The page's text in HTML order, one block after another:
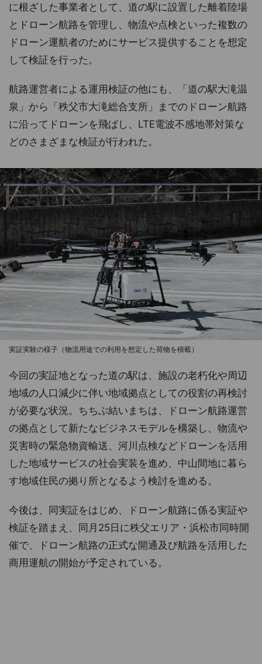
に根ざした事業者として、道の駅に設置した離着陸場
とドローン航路を管理し、物流や点検といった複数の
ドローン運航者のためにサービス提供することを想定
して検証を行った。
航路運営者による運用検証の他にも、「道の駅大滝温
泉」から「秩父市大滝総合支所」までのドローン航路
に沿ってドローンを飛ばし、LTE電波不感地帯対策な
どのさまざまな検証が行われた。
実証実験の様子（物流用途での利用を想定した荷物を積載）
今回の実証地となった道の駅は、施設の老朽化や周辺
地域の人口減少に伴い地域拠点としての役割の再検討
が必要な状況。ちちぶ結いまちは、ドローン航路運営
の拠点として新たなビジネスモデルを構築し、物流や
災害時の緊急物資輸送、河川点検などドローンを活用
した地域サービスの社会実装を進め、中山間地に暮ら
す地域住民の拠り所となるよう検討を進める。
今後は、同実証をはじめ、ドローン航路に係る実証や
検証を踏まえ、同月25日に秩父エリア・浜松市同時開
催で、ドローン航路の正式な開通及び航路を活用した
商用運航の開始が予定されている。